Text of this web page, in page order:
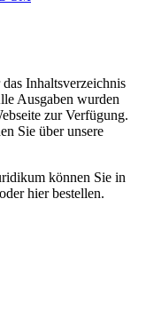
Inhaltsverzeichnis
Ausgaben wurden
zur Verfügung.
Sie über unsere
können Sie in
hier bestellen.